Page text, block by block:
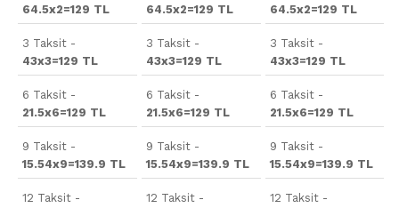
64.5x2=129 TL
3 Taksit -
43x3=129 TL
6 Taksit -
21.5x6=129 TL
9 Taksit -
15.54x9=139.9 TL
12 Taksit -
64.5x2=129 TL
3 Taksit -
43x3=129 TL
6 Taksit -
21.5x6=129 TL
9 Taksit -
15.54x9=139.9 TL
12 Taksit -
64.5x2=129 TL
3 Taksit -
43x3=129 TL
6 Taksit -
21.5x6=129 TL
9 Taksit -
15.54x9=139.9 TL
12 Taksit -